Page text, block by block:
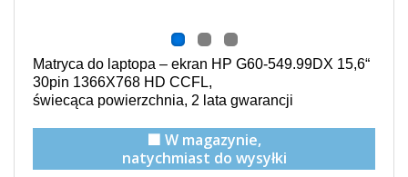
Matryca do laptopa – ekran HP G60-549.99DX 15,6“
30pin 1366X768 HD CCFL,
świecąca powierzchnia, 2 lata gwarancji
🟩 W magazynie,
natychmiast do wysyłki